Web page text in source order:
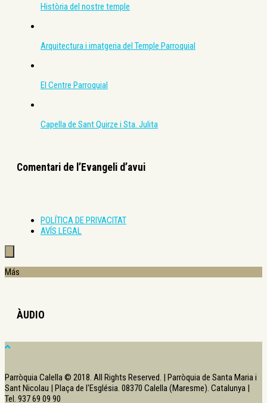
Història del nostre temple
Arquitectura i imatgeria del Temple Parroquial
El Centre Parroquial
Capella de Sant Quirze i Sta. Julita
Comentari de l’Evangeli d’avui
POLÍTICA DE PRIVACITAT
AVÍS LEGAL
Más
ÀUDIO
Parròquia Calella © 2018. All Rights Reserved. | Parròquia de Santa Maria i
Sant Nicolau | Plaça de l'Església. 08370 Calella (Maresme). Catalunya |
Tel. 937 69 09 90